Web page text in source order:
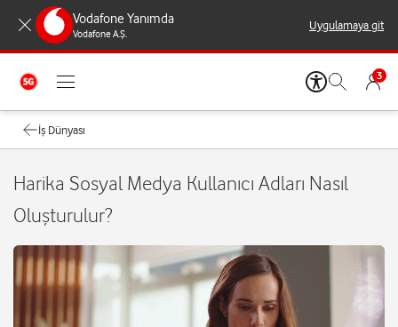
Vodafone Yanımda
Vodafone A.Ş.
Uygulamaya git
3
İş Dünyası
Harika Sosyal Medya Kullanıcı Adları Nasıl
Oluşturulur?